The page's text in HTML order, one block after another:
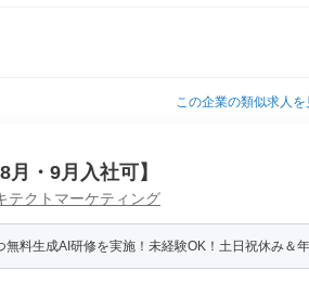
この企業の類似求人を
月・9月入社可】
テクトマーケティング
無料生成AI研修を実施！未経験OK！土日祝休み＆